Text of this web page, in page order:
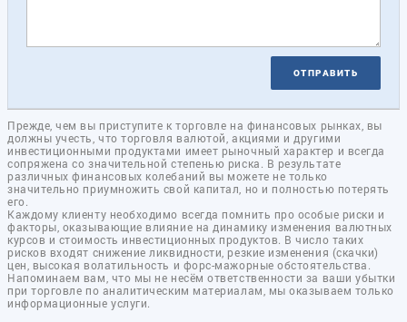
ОТПРАВИТЬ
Прежде, чем вы приступите к торговле на финансовых рынках, вы
должны учесть, что торговля валютой, акциями и другими
инвестиционными продуктами имеет рыночный характер и всегда
сопряжена со значительной степенью риска. В результате
различных финансовых колебаний вы можете не только
значительно приумножить свой капитал, но и полностью потерять
его.
Каждому клиенту необходимо всегда помнить про особые риски и
факторы, оказывающие влияние на динамику изменения валютных
курсов и стоимость инвестиционных продуктов. В число таких
рисков входят снижение ликвидности, резкие изменения (скачки)
цен, высокая волатильность и форс-мажорные обстоятельства.
Напоминаем вам, что мы не несём ответственности за ваши убытки
при торговле по аналитическим материалам, мы оказываем только
информационные услуги.